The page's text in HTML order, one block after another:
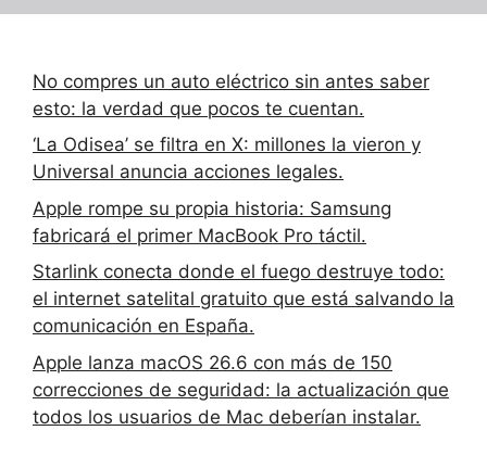
No compres un auto eléctrico sin antes saber
esto: la verdad que pocos te cuentan.
‘La Odisea’ se filtra en X: millones la vieron y
Universal anuncia acciones legales.
Apple rompe su propia historia: Samsung
fabricará el primer MacBook Pro táctil.
Starlink conecta donde el fuego destruye todo:
el internet satelital gratuito que está salvando la
comunicación en España.
Apple lanza macOS 26.6 con más de 150
correcciones de seguridad: la actualización que
todos los usuarios de Mac deberían instalar.